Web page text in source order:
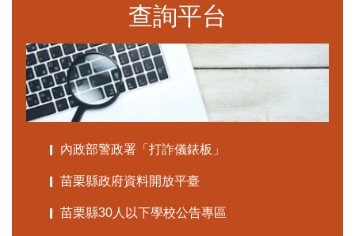
查詢平台
內政部警政署「打詐儀錶板」
苗栗縣政府資料開放平臺
苗栗縣30人以下學校公告專區